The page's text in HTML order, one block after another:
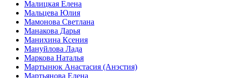
Малицкая Елена
Мальцева Юлия
Мамонова Светлана
Манакова Дарья
Манихина Ксения
Мануйлова Лада
Маркова Наталья
Мартынюк Анастасия (Анэстия)
Мартьянова Елена